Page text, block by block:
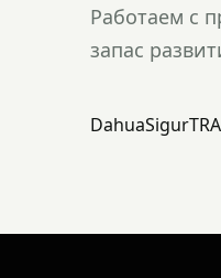
Работаем с
запас
DahuaSigur